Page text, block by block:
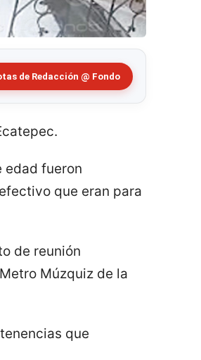
de Redacción @ Fondo
edad fueron
que eran para
de reunión
Múzquiz de la
que